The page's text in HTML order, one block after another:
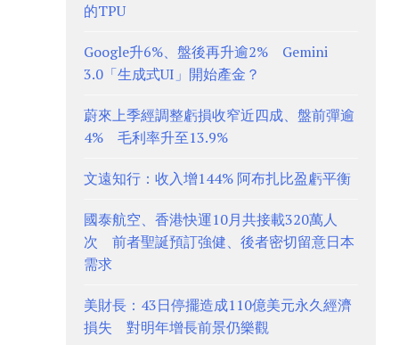
的TPU
Google升6%、盤後再升逾2% Gemini
3.0「生成式UI」開始產金？
蔚來上季經調整虧損收窄近四成、盤前彈逾
4% 毛利率升至13.9%
文遠知行：收入增144% 阿布扎比盈虧平衡
國泰航空、香港快運10月共接載320萬人
次 前者聖誕預訂強健、後者密切留意日本
需求
美財長：43日停擺造成110億美元永久經濟
損失 對明年增長前景仍樂觀